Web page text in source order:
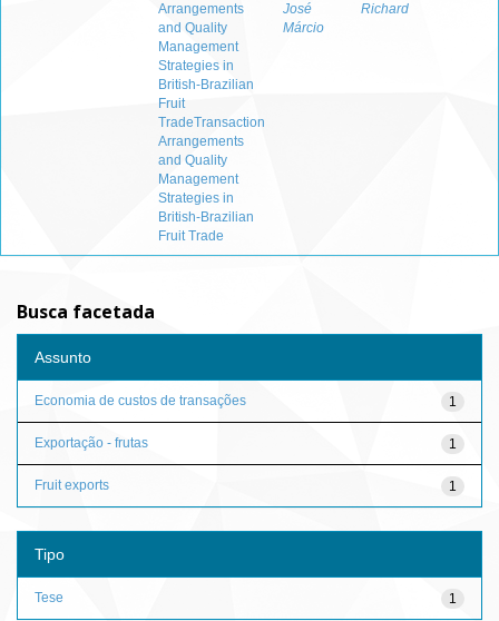
Arrangements
and Quality
Management
Strategies in
British-Brazilian
Fruit
TradeTransaction
Arrangements
and Quality
Management
Strategies in
British-Brazilian
Fruit Trade
José
Márcio
Richard
Busca facetada
Assunto
1
Economia de custos de transações
1
Exportação - frutas
1
Fruit exports
Tipo
1
Tese